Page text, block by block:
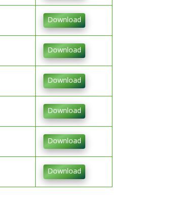
Download
Download
Download
Download
Download
Download